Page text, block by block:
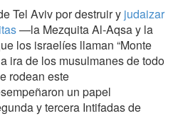
Tel Aviv por destruir y judaizar
—la Mezquita Al-Aqsa y la
los israelíes llaman “Monte
ira de los musulmanes de todo
rodean este
un papel
y tercera Intifadas de